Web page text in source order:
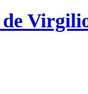
de